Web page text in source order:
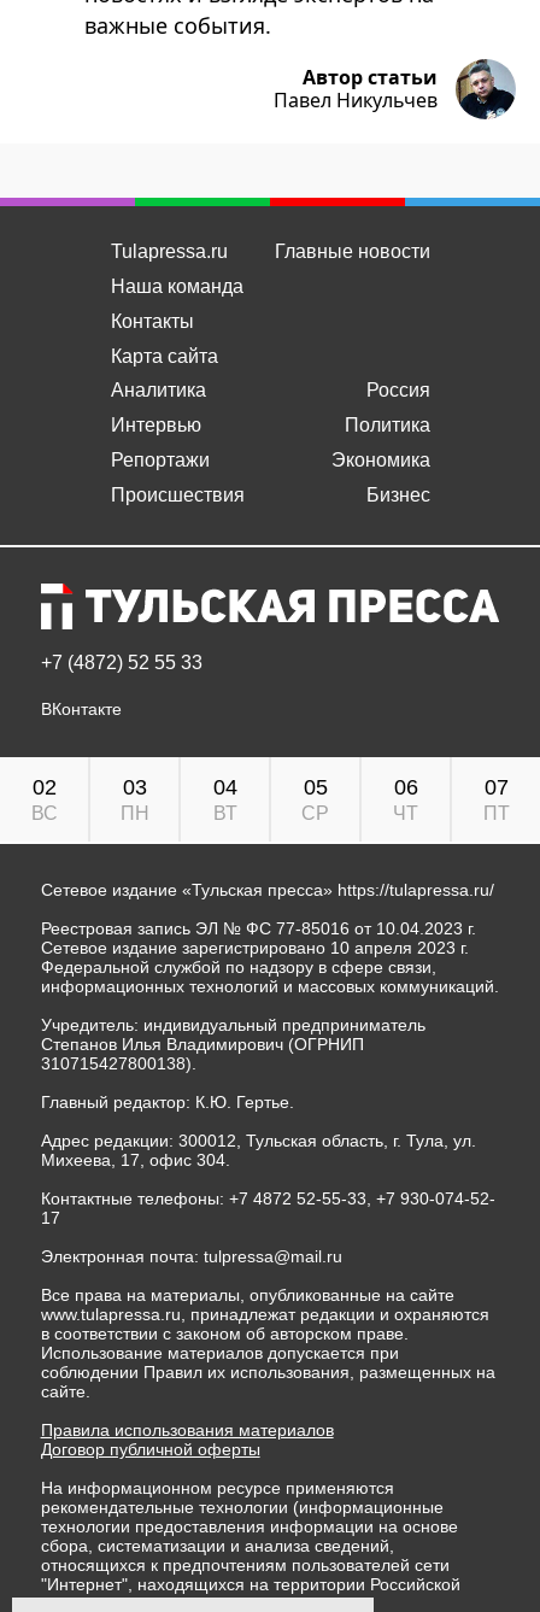
важные события.
Автор статьи
Павел Никульчев
Tulapressa.ru
Наша команда
Контакты
Карта сайта
Главные новости
Аналитика
Интервью
Репортажи
Происшествия
Россия
Политика
Экономика
Бизнес
+7 (4872) 52 55 33
ВКонтакте
02
ВС
03
ПН
04
ВТ
05
СР
06
ЧТ
07
ПТ
Сетевое издание «Тульская пресса» https://tulapressa.ru/
Реестровая запись ЭЛ № ФС 77-85016 от 10.04.2023 г.
Сетевое издание зарегистрировано 10 апреля 2023 г.
Федеральной службой по надзору в сфере связи,
информационных технологий и массовых коммуникаций.
Учредитель: индивидуальный предприниматель
Степанов Илья Владимирович (ОГРНИП
310715427800138).
Главный редактор: К.Ю. Гертье.
Адрес редакции: 300012, Тульская область, г. Тула, ул.
Михеева, 17, офис 304.
Контактные телефоны: +7 4872 52-55-33, +7 930-074-52-
17
Электронная почта: tulpressa@mail.ru
Все права на материалы, опубликованные на сайте
www.tulapressa.ru, принадлежат редакции и охраняются
в соответствии с законом об авторском праве.
Использование материалов допускается при
соблюдении Правил их использования, размещенных на
сайте.
Правила использования материалов
Договор публичной оферты
На информационном ресурсе применяются
рекомендательные технологии (информационные
технологии предоставления информации на основе
сбора, систематизации и анализа сведений,
относящихся к предпочтениям пользователей сети
"Интернет", находящихся на территории Российской
Федерации)